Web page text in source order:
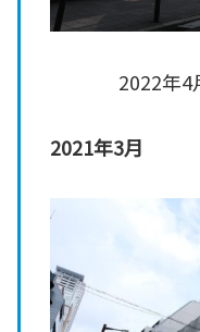
2022年4
2021年3月